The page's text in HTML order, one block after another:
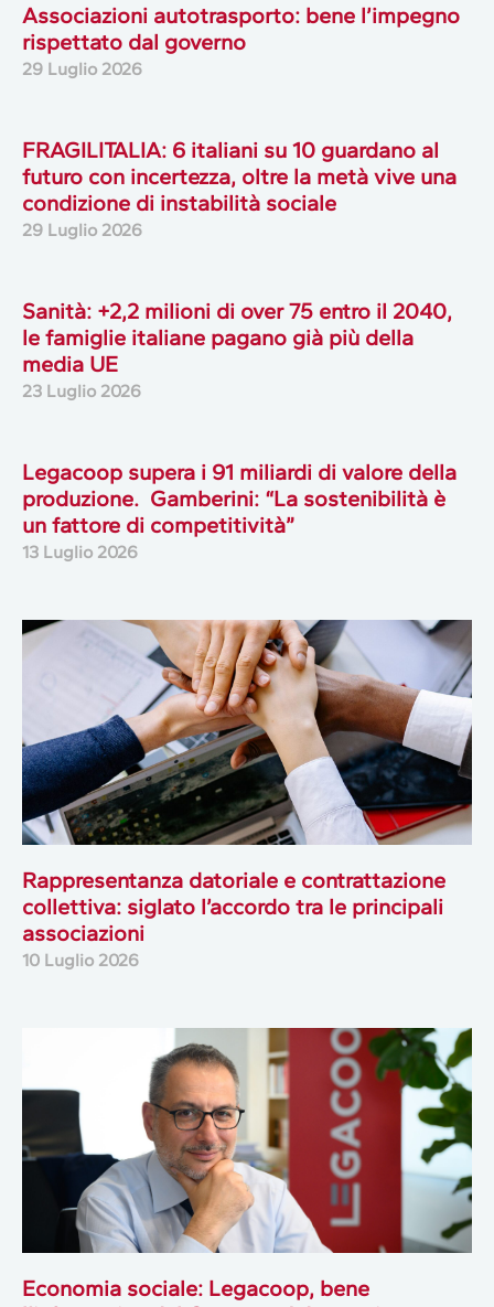
Associazioni autotrasporto: bene l’impegno
rispettato dal governo
29 Luglio 2026
FRAGILITALIA: 6 italiani su 10 guardano al
futuro con incertezza, oltre la metà vive una
condizione di instabilità sociale
29 Luglio 2026
Sanità: +2,2 milioni di over 75 entro il 2040,
le famiglie italiane pagano già più della
media UE
23 Luglio 2026
Legacoop supera i 91 miliardi di valore della
produzione. Gamberini: “La sostenibilità è
un fattore di competitività”
13 Luglio 2026
Rappresentanza datoriale e contrattazione
collettiva: siglato l’accordo tra le principali
associazioni
10 Luglio 2026
Economia sociale: Legacoop, bene